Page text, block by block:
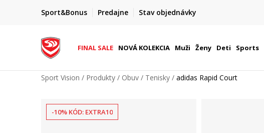
Sport&Bonus Predajne Stav objednávky
FINAL SALE AŽ -60 %
+ extra zľava 10 % len do 9. 8.
FINAL SALE NOVÁ KOLEKCIA Muži Ženy Deti Sports
Sport Vision Produkty Obuv Tenisky adidas Rapid Court
-10% KÓD: EXTRA10